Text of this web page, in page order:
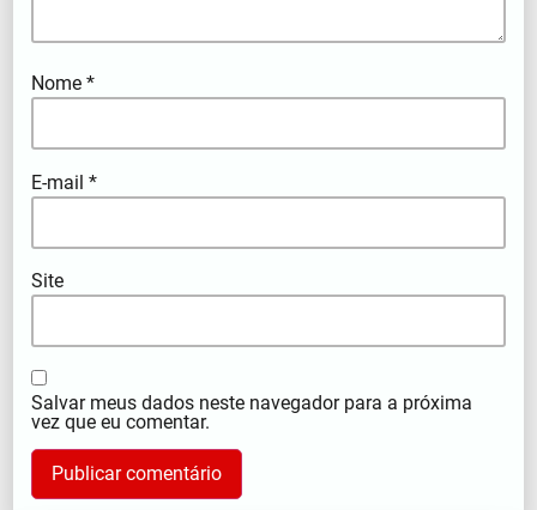
Nome*
E-mail*
Site
Salvar meus dados neste navegador para a próxima
vez que eu comentar.